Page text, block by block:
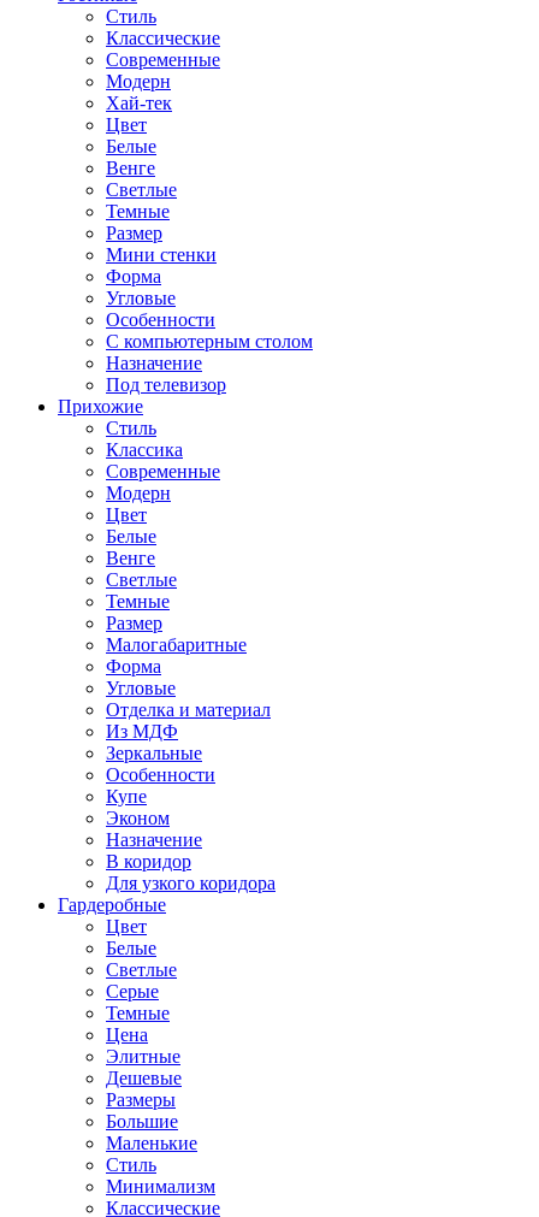
Стиль
Классические
Современные
Модерн
Хай-тек
Цвет
Белые
Венге
Светлые
Темные
Размер
Мини стенки
Форма
Угловые
Особенности
С компьютерным столом
Назначение
Под телевизор
Прихожие
Стиль
Классика
Современные
Модерн
Цвет
Белые
Венге
Светлые
Темные
Размер
Малогабаритные
Форма
Угловые
Отделка и материал
Из МДФ
Зеркальные
Особенности
Купе
Эконом
Назначение
В коридор
Для узкого коридора
Гардеробные
Цвет
Белые
Светлые
Серые
Темные
Цена
Элитные
Дешевые
Размеры
Большие
Маленькие
Стиль
Минимализм
Классические